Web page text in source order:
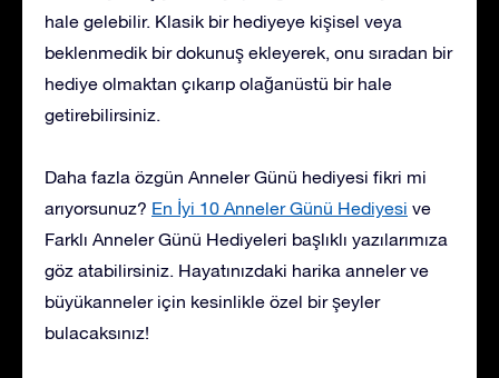
hale gelebilir. Klasik bir hediyeye kişisel veya
beklenmedik bir dokunuş ekleyerek, onu sıradan bir
hediye olmaktan çıkarıp olağanüstü bir hale
getirebilirsiniz.
Daha fazla özgün Anneler Günü hediyesi fikri mi
arıyorsunuz? En İyi 10 Anneler Günü Hediyesi ve
Farklı Anneler Günü Hediyeleri başlıklı yazılarımıza
göz atabilirsiniz. Hayatınızdaki harika anneler ve
büyükanneler için kesinlikle özel bir şeyler
bulacaksınız!